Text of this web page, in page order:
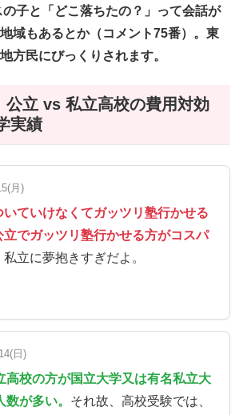
子と「どこ落ちたの？」って会話が
域もあるとか（コメント75番）。東
方民にびっくりされます。
公立 vs 私立高校の費用対効
実績
月)
ていけなくてガッツリ塾行かせる
立でガッツリ塾行かせる方がコスパ
私立に夢抱きすぎだよ。
日)
高校の方が国立大学又は有名私立大
が多い。 それ故、高校受験では、